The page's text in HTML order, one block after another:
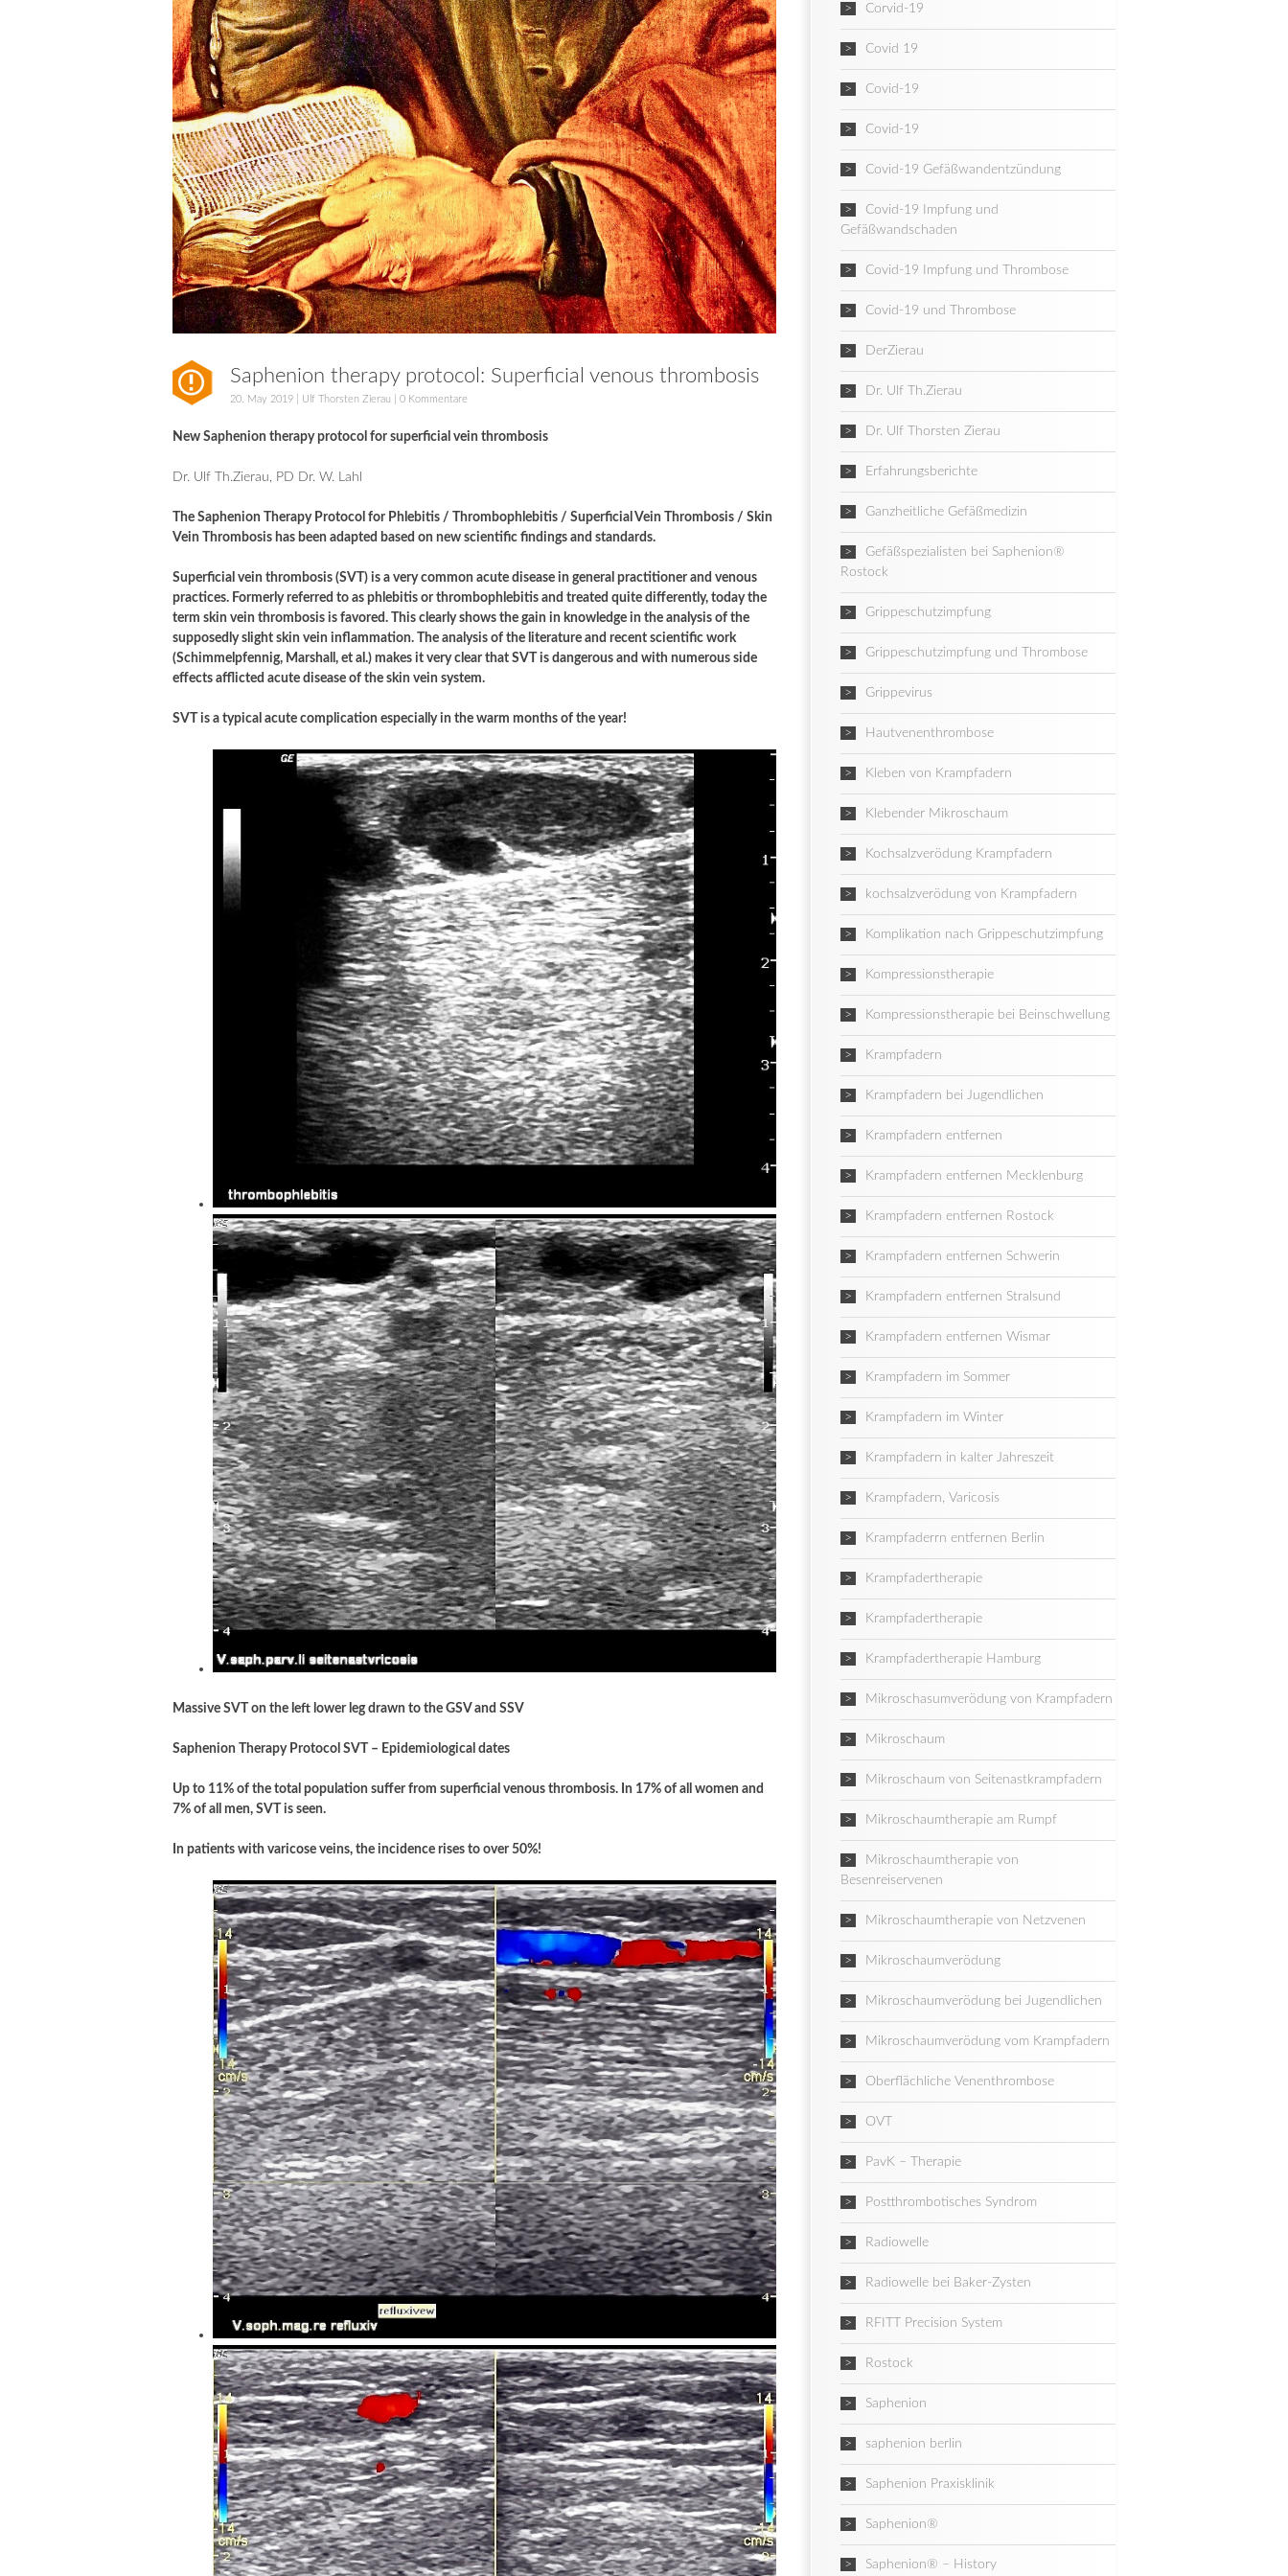
Saphenion therapy protocol: Superficial venous thrombosis
20. May 2019 Ulf Thorsten Zierau 0 Kommentare
New Saphenion therapy protocol for superficial vein thrombosis
Dr. Ulf Th.Zierau, PD Dr. W. Lahl
The Saphenion Therapy Protocol for Phlebitis / Thrombophlebitis / Superficial Vein Thrombosis / Skin
Vein Thrombosis has been adapted based on new scientific findings and standards.
Superficial vein thrombosis (SVT) is a very common acute disease in general practitioner and venous
practices. Formerly referred to as phlebitis or thrombophlebitis and treated quite differently, today the
term skin vein thrombosis is favored. This clearly shows the gain in knowledge in the analysis of the
supposedly slight skin vein inflammation. The analysis of the literature and recent scientific work
(Schimmelpfennig, Marshall, et al.) makes it very clear that SVT is dangerous and with numerous side
effects afflicted acute disease of the skin vein system.
SVT is a typical acute complication especially in the warm months of the year!
Massive SVT on the left lower leg drawn to the GSV and SSV
Saphenion Therapy Protocol SVT – Epidemiological dates
Up to 11% of the total population suffer from superficial venous thrombosis. In 17% of all women and
7% of all men, SVT is seen.
In patients with varicose veins, the incidence rises to over 50%!
Corvid-19
Covid 19
Covid-19
Covid-19
Covid-19 Gefäßwandentzündung
Covid-19 Impfung und
Gefäßwandschaden
Covid-19 Impfung und Thrombose
Covid-19 und Thrombose
DerZierau
Dr. Ulf Th.Zierau
Dr. Ulf Thorsten Zierau
Erfahrungsberichte
Ganzheitliche Gefäßmedizin
Gefäßspezialisten bei Saphenion®
Rostock
Grippeschutzimpfung
Grippeschutzimpfung und Thrombose
Grippevirus
Hautvenenthrombose
Kleben von Krampfadern
Klebender Mikroschaum
Kochsalzverödung Krampfadern
kochsalzverödung von Krampfadern
Komplikation nach Grippeschutzimpfung
Kompressionstherapie
Kompressionstherapie bei Beinschwellung
Krampfadern
Krampfadern bei Jugendlichen
Krampfadern entfernen
Krampfadern entfernen Mecklenburg
Krampfadern entfernen Rostock
Krampfadern entfernen Schwerin
Krampfadern entfernen Stralsund
Krampfadern entfernen Wismar
Krampfadern im Sommer
Krampfadern im Winter
Krampfadern in kalter Jahreszeit
Krampfadern, Varicosis
Krampfaderrn entfernen Berlin
Krampfadertherapie
Krampfadertherapie
Krampfadertherapie Hamburg
Mikroschasumverödung von Krampfadern
Mikroschaum
Mikroschaum von Seitenastkrampfadern
Mikroschaumtherapie am Rumpf
Mikroschaumtherapie von
Besenreiservenen
Mikroschaumtherapie von Netzvenen
Mikroschaumverödung
Mikroschaumverödung bei Jugendlichen
Mikroschaumverödung vom Krampfadern
Oberflächliche Venenthrombose
OVT
PavK – Therapie
Postthrombotisches Syndrom
Radiowelle
Radiowelle bei Baker-Zysten
RFITT Precision System
Rostock
Saphenion
saphenion berlin
Saphenion Praxisklinik
Saphenion®
Saphenion® – History